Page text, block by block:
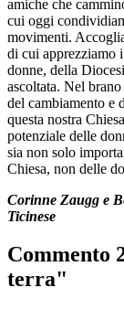
amiche che
cui oggi
movimenti.
di cui apprezziamo
donne, della
ascoltata. Nel
del cambiamento e
questa nostra
potenziale delle
sia non solo
Chiesa, non delle
Corinne Zaugg e
Ticinese
Commento
terra"